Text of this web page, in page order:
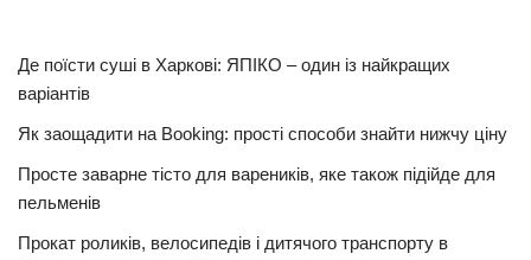
Де поїсти суші в Харкові: ЯПІКО – один із найкращих
варіантів
Як заощадити на Booking: прості способи знайти нижчу ціну
Просте заварне тісто для вареників, яке також підійде для
пельменів
Прокат роликів, велосипедів і дитячого транспорту в